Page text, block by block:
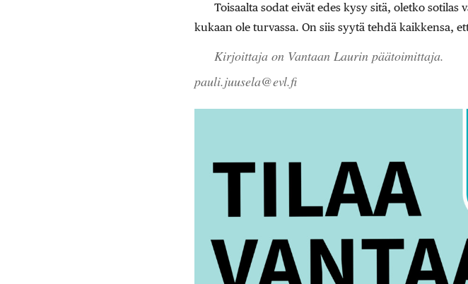
Toisaalta sodat eivät edes kysy sitä, oletko
kukaan ole turvassa. On siis syytä tehdä kaikkensa,
Kirjoittaja on Vantaan Laurin päätoimittaja.
pauli.juusela@evl.fi